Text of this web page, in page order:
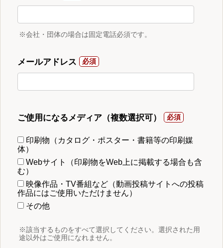
※会社・団体の場合は固定電話必須です。
メールアドレス
ご使用になるメディア（複数選択可）
印刷物（カタログ・ポスター・書籍等の印刷媒
体）
Webサイト（印刷物をWeb上に掲載する場合も含
む）
映像作品・TV番組など（動画投稿サイトへの投稿
作品にはご使用いただけません）
その他
※該当するものをすべて選択してください。選択された用
途以外はご使用になれません。